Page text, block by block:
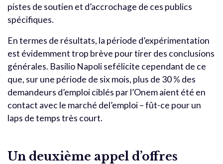
pistes de soutien et d’accrochage de ces publics
spécifiques.
En termes de résultats, la période d’expérimentation
est évidemment trop brève pour tirer des conclusions
générales. Basilio Napoli sefélicite cependant de ce
que, sur une période de six mois, plus de 30 % des
demandeurs d’emploi ciblés par l’Onem aient été en
contact avec le marché del’emploi – fût-ce pour un
laps de temps très court.
Un deuxième appel d’offres